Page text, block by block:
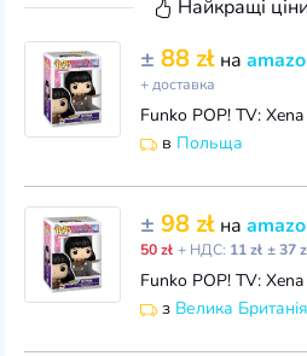
Найкращі ціни
± 88 zł на
+ доставка
в Польща
± 98 zł на
50 zł + НДС: 11 zł ± 37
з Велика Британія